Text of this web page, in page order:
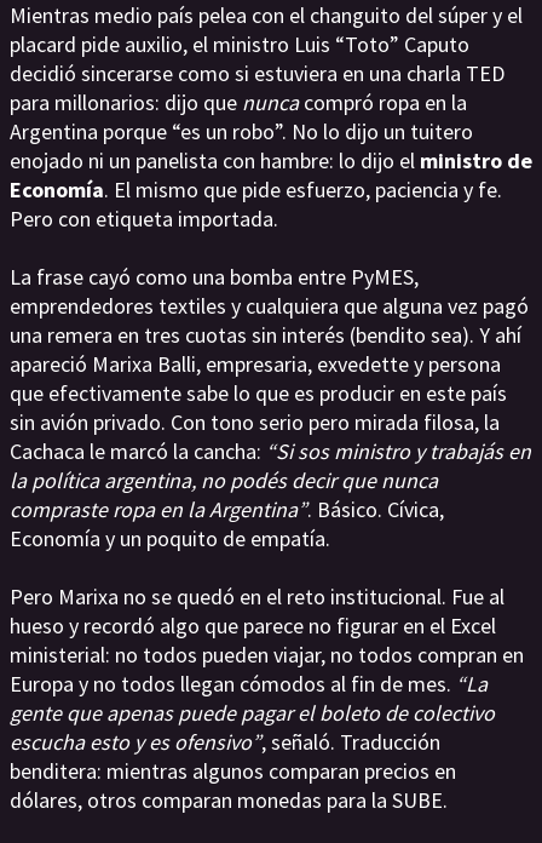
Mientras medio país pelea con el changuito del súper y el
placard pide auxilio, el ministro Luis “Toto” Caputo
decidió sincerarse como si estuviera en una charla TED
para millonarios: dijo que nuncacompró ropa en la
Argentina porque “es un robo”. No lo dijo un tuitero
enojado ni un panelista con hambre: lo dijo el ministro de
Economía. El mismo que pide esfuerzo, paciencia y fe.
Pero con etiqueta importada.
La frase cayó como una bomba entre PyMES,
emprendedores textiles y cualquiera que alguna vez pagó
una remera en tres cuotas sin interés (bendito sea). Y ahí
apareció Marixa Balli, empresaria, exvedette y persona
que efectivamente sabe lo que es producir en este país
sin avión privado. Con tono serio pero mirada filosa, la
Cachaca le marcó la cancha: “Si sos ministro y trabajás en
la política argentina, no podés decir que nunca
compraste ropa en la Argentina”. Básico. Cívica,
Economía y un poquito de empatía.
Pero Marixa no se quedó en el reto institucional. Fue al
hueso y recordó algo que parece no figurar en el Excel
ministerial: no todos pueden viajar, no todos compran en
Europa y no todos llegan cómodos al fin de mes. “La
gente que apenas puede pagar el boleto de colectivo
escucha esto y es ofensivo”, señaló. Traducción
benditera: mientras algunos comparan precios en
dólares, otros comparan monedas para la SUBE.